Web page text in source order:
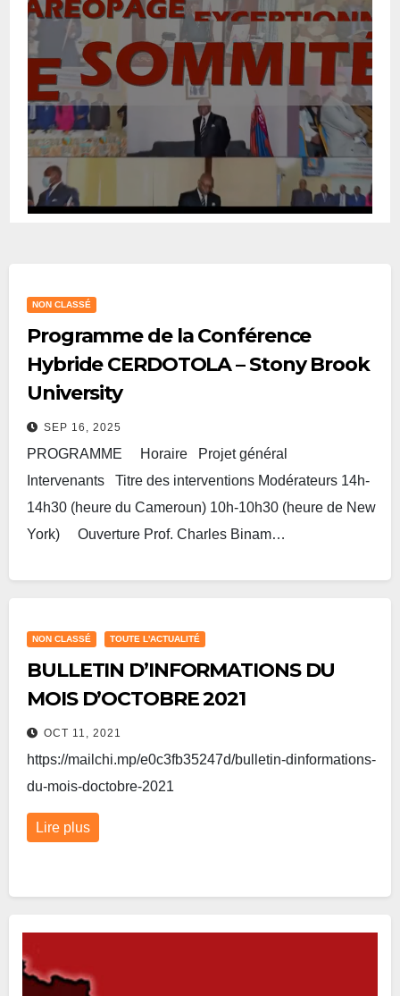
NON CLASSÉ
Programme de la Conférence
Hybride CERDOTOLA – Stony Brook
University
SEP 16, 2025
PROGRAMME Horaire Projet général
Intervenants Titre des interventions Modérateurs 14h-
14h30 (heure du Cameroun) 10h-10h30 (heure de New
York) Ouverture Prof. Charles Binam…
NON CLASSÉ TOUTE L'ACTUALITÉ
BULLETIN D’INFORMATIONS DU
MOIS D’OCTOBRE 2021
OCT 11, 2021
https://mailchi.mp/e0c3fb35247d/bulletin-dinformations-
du-mois-doctobre-2021
Lire plus